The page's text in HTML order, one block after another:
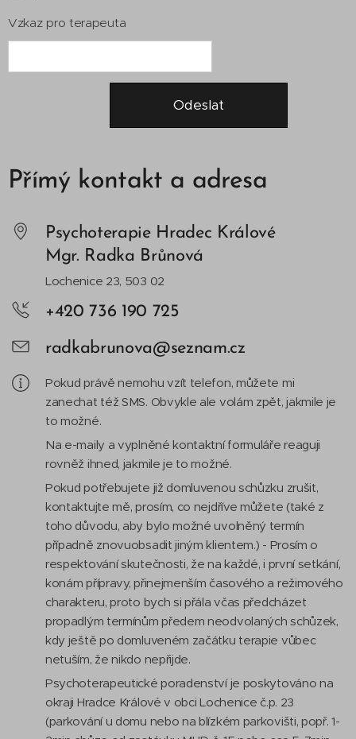
Vzkaz pro terapeuta
Odeslat
Přímý kontakt a adresa
Psychoterapie Hradec Králové
Mgr. Radka Brůnová
Lochenice 23, 503 02
+420 736 190 725
radkabrunova@seznam.cz
Pokud právě nemohu vzít telefon, můžete mi
zanechat též SMS. Obvykle ale volám zpět, jakmile je
to možné.
Na e-maily a vyplněné kontaktní formuláře reaguji
rovněž ihned, jakmile je to možné.
Pokud potřebujete již domluvenou schůzku zrušit,
kontaktujte mě, prosím, co nejdříve můžete (také z
toho důvodu, aby bylo možné uvolněný termín
případně znovuobsadit jiným klientem.) - Prosím o
respektování skutečnosti, že na každé, i první setkání,
konám přípravy, přinejmenším časového a režimového
charakteru, proto bych si přála včas předcházet
propadlým termínům předem neodvolaných schůzek,
kdy ještě po domluveném začátku terapie vůbec
netuším, že nikdo nepřijde.
Psychoterapeutické poradenství je poskytováno na
okraji Hradce Králové v obci Lochenice č.p. 23
(parkování u domu nebo na blízkém parkovišti, popř. 1-